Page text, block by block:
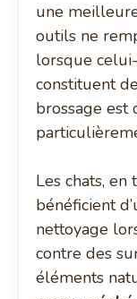
une
outils ne
lorsque
constituent
brossage
Les chats,
bénéficient
nettoyage
contre des
éléments